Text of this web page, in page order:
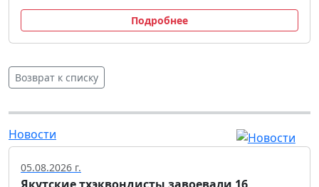
Подробнее
Возврат к списку
Новости
05.08.2026 г.